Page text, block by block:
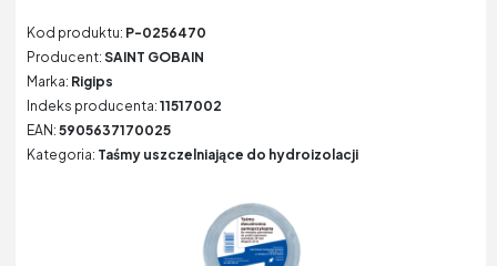
Kod produktu: P-0256470
Producent: SAINT GOBAIN
Marka: Rigips
Indeks producenta: 11517002
EAN: 5905637170025
Kategoria: Taśmy uszczelniające do hydroizolacji